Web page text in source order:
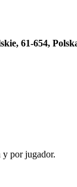
61-654,
y por jugador.